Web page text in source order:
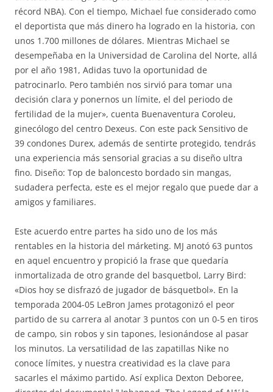
récord NBA). Con el tiempo, Michael fue considerado como
el deportista que más dinero ha logrado en la historia, con
unos 1.700 millones de dólares. Mientras Michael se
desempeñaba en la Universidad de Carolina del Norte, allá
por el año 1981, Adidas tuvo la oportunidad de
patrocinarlo. Pero también nos sirvió para tomar una
decisión clara y ponernos un límite, el del periodo de
fertilidad de la mujer», cuenta Buenaventura Coroleu,
ginecólogo del centro Dexeus. Con este pack Sensitivo de
39 condones Durex, además de sentirte protegido, tendrás
una experiencia más sensorial gracias a su diseño ultra
fino. Diseño: Top de baloncesto bordado sin mangas,
sudadera perfecta, este es el mejor regalo que puede dar a
amigos y familiares.
Este acuerdo entre partes ha sido uno de los más
rentables en la historia del márketing. MJ anotó 63 puntos
en aquel encuentro y propició la frase que quedaría
inmortalizada de otro grande del basquetbol, Larry Bird:
«Dios hoy se disfrazó de jugador de básquetbol». En la
temporada 2004-05 LeBron James protagonizó el peor
partido de su carrera al anotar 3 puntos con un 0-5 en tiros
de campo, sin robos y sin tapones, lesionándose al pasar
los minutos. La versatilidad de las zapatillas Nike no
conoce límites, y nuestra creatividad es la clave para
sacarles el máximo partido. Así explica Dexton Deboree,